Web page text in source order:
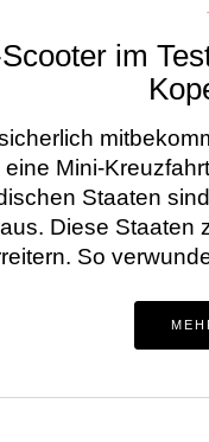
im
eine Mini-
Staaten
Diese Staaten
So